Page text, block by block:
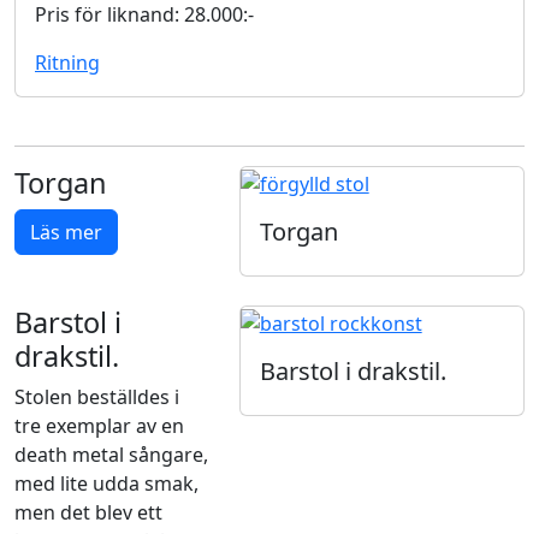
Pris för liknand: 28.000:-
Ritning
Torgan
Läs mer Torgan
Barstol i
drakstil.
Stolen beställdes i
tre exemplar av en
death metal sångare,
med lite udda smak,
men det blev ett
Barstol i drakstil.